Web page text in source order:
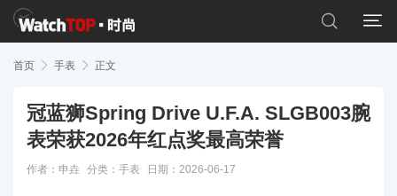


首页  手表  正文
冠蓝狮Spring Drive U.F.A. SLGB003腕
表荣获2026年红点奖最高荣誉
作者：申垚 分类： 手表 日期：2026-06-17